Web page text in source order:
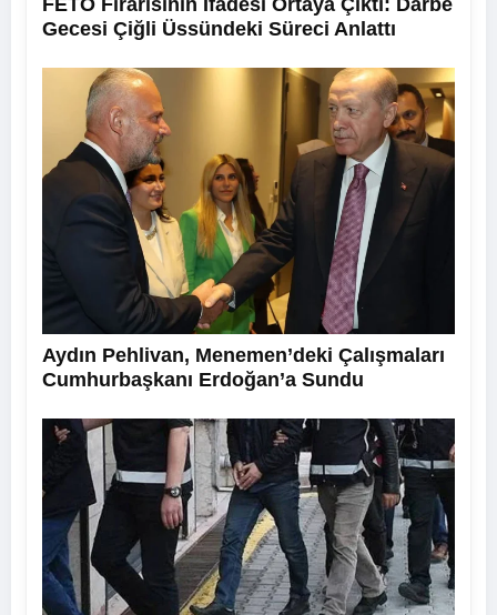
FETÖ Firarisinin İfadesi Ortaya Çıktı: Darbe
Gecesi Çiğli Üssündeki Süreci Anlattı
Aydın Pehlivan, Menemen’deki Çalışmaları
Cumhurbaşkanı Erdoğan’a Sundu